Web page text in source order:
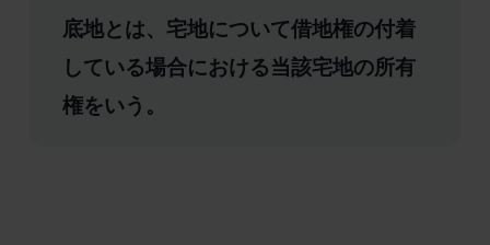
底地とは、宅地について借地権の付着
している場合における当該宅地の所有
権をいう。